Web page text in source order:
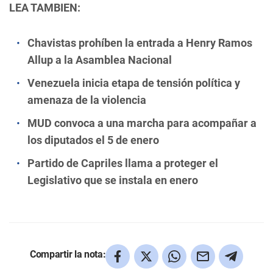
LEA TAMBIEN:
Chavistas prohíben la entrada a Henry Ramos
Allup a la Asamblea Nacional
Venezuela inicia etapa de tensión política y
amenaza de la violencia
MUD convoca a una marcha para acompañar a
los diputados el 5 de enero
Partido de Capriles llama a proteger el
Legislativo que se instala en enero
Compartir la nota: